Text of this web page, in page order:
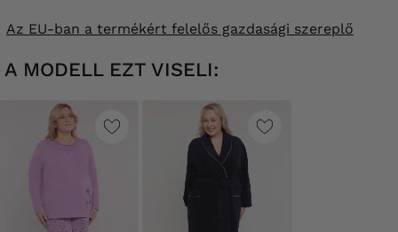
Az EU-ban a termékért felelős gazdasági szereplő
A MODELL EZT VISELI: